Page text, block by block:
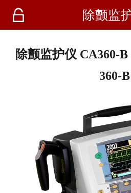
 除颤监
除颤监护仪 CA360-
360-B